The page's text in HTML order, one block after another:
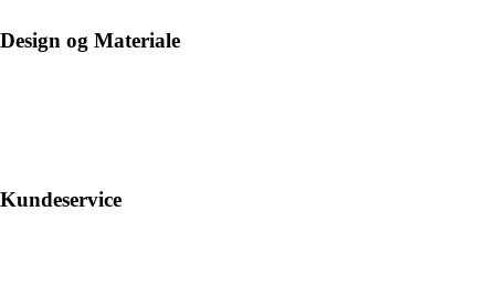
Design og Materiale
Kundeservice